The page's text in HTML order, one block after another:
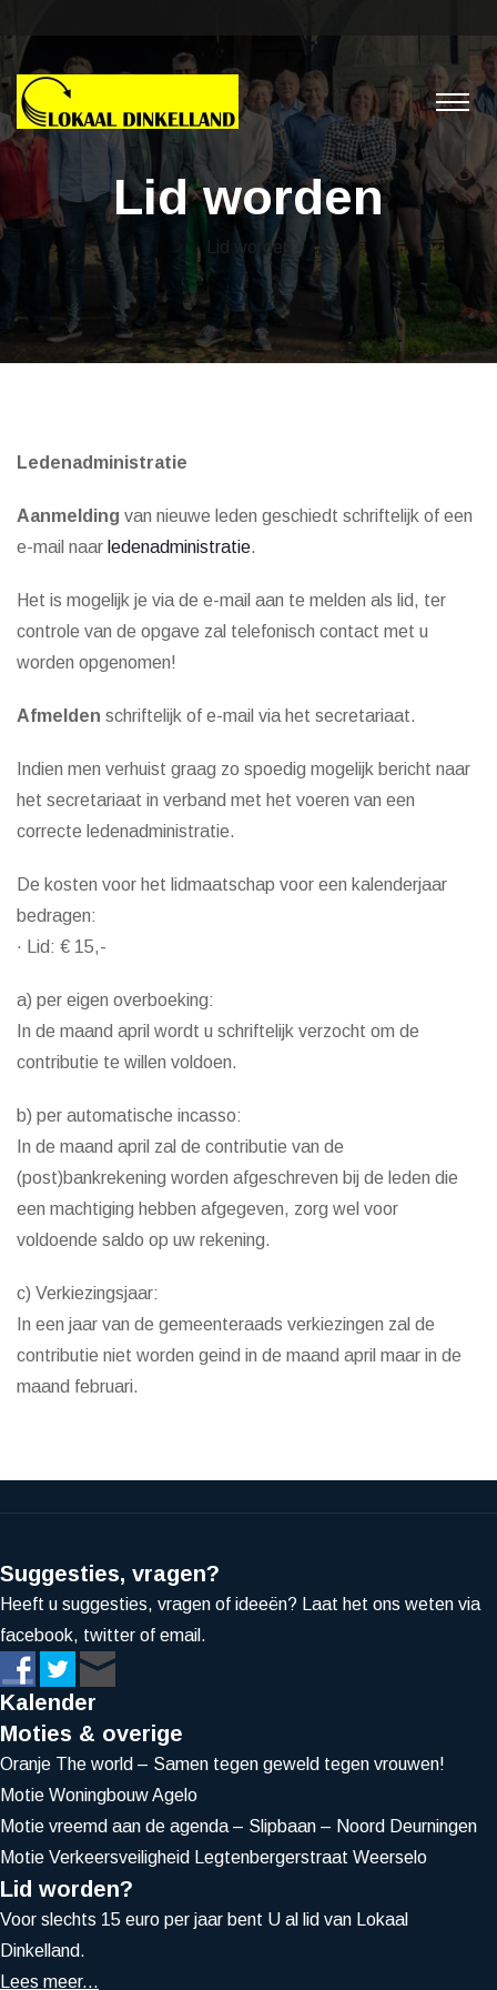
Lid worden
Lid worden
Ledenadministratie
Aanmelding van nieuwe leden geschiedt schriftelijk of een
e-mail naar ledenadministratie.
Het is mogelijk je via de e-mail aan te melden als lid, ter
controle van de opgave zal telefonisch contact met u
worden opgenomen!
Afmelden schriftelijk of e-mail via het secretariaat.
Indien men verhuist graag zo spoedig mogelijk bericht naar
het secretariaat in verband met het voeren van een
correcte ledenadministratie.
De kosten voor het lidmaatschap voor een kalenderjaar
bedragen:
· Lid: € 15,-
a) per eigen overboeking:
In de maand april wordt u schriftelijk verzocht om de
contributie te willen voldoen.
b) per automatische incasso:
In de maand april zal de contributie van de
(post)bankrekening worden afgeschreven bij de leden die
een machtiging hebben afgegeven, zorg wel voor
voldoende saldo op uw rekening.
c) Verkiezingsjaar:
In een jaar van de gemeenteraads verkiezingen zal de
contributie niet worden geind in de maand april maar in de
maand februari.
Suggesties, vragen?
Heeft u suggesties, vragen of ideeën? Laat het ons weten via
facebook, twitter of email.
Kalender
Moties & overige
Oranje The world – Samen tegen geweld tegen vrouwen!
Motie Woningbouw Agelo
Motie vreemd aan de agenda – Slipbaan – Noord Deurningen
Motie Verkeersveiligheid Legtenbergerstraat Weerselo
Lid worden?
Voor slechts 15 euro per jaar bent U al lid van Lokaal
Dinkelland.
Lees meer...